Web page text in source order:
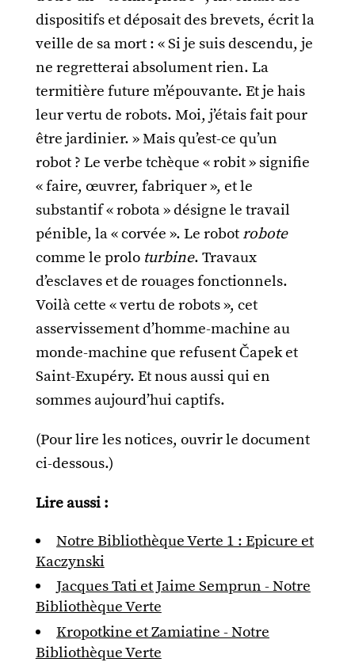
dispositifs et déposait des brevets, écrit la
veille de sa mort : « Si je suis descendu, je
ne regretterai absolument rien. La
termitière future m’épouvante. Et je hais
leur vertu de robots. Moi, j’étais fait pour
être jardinier. » Mais qu’est-ce qu’un
robot ? Le verbe tchèque « robit » signifie
« faire, œuvrer, fabriquer », et le
substantif « robota » désigne le travail
pénible, la « corvée ». Le robotrobote
comme le prolo turbine. Travaux
d’esclaves et de rouages fonctionnels.
Voilà cette « vertu de robots », cet
asservissement d’homme-machine au
monde-machine que refusent Čapek et
Saint-Exupéry. Et nous aussi qui en
sommes aujourd’hui captifs.
(Pour lire les notices, ouvrir le document
ci-dessous.)
Lire aussi :
Notre Bibliothèque Verte 1 : Epicure et
Kaczynski
Jacques Tati et Jaime Semprun - Notre
Bibliothèque Verte
Kropotkine et Zamiatine - Notre
Bibliothèque Verte